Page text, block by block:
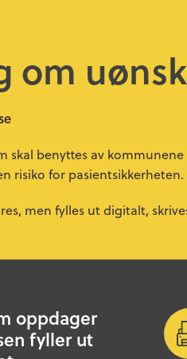
om
skal benyttes av
risiko for pasientsikkerheten.
men fylles ut digitalt,
oppdager
fyller ut